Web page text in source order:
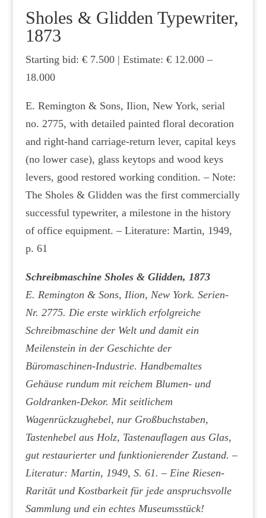
Sholes & Glidden Typewriter,
1873
Starting bid: € 7.500 | Estimate: € 12.000 –
18.000
E. Remington & Sons, Ilion, New York, serial
no. 2775, with detailed painted floral decoration
and right-hand carriage-return lever, capital keys
(no lower case), glass keytops and wood keys
levers, good restored working condition. – Note:
The Sholes & Glidden was the first commercially
successful typewriter, a milestone in the history
of office equipment. – Literature: Martin, 1949,
p. 61
Schreibmaschine Sholes & Glidden, 1873
E. Remington & Sons, Ilion, New York. Serien-
Nr. 2775. Die erste wirklich erfolgreiche
Schreibmaschine der Welt und damit ein
Meilenstein in der Geschichte der
Büromaschinen-Industrie. Handbemaltes
Gehäuse rundum mit reichem Blumen- und
Goldranken-Dekor. Mit seitlichem
Wagenrückzughebel, nur Großbuchstaben,
Tastenhebel aus Holz, Tastenauflagen aus Glas,
gut restaurierter und funktionierender Zustand. –
Literatur: Martin, 1949, S. 61. – Eine Riesen-
Rarität und Kostbarkeit für jede anspruchsvolle
Sammlung und ein echtes Museumsstück!